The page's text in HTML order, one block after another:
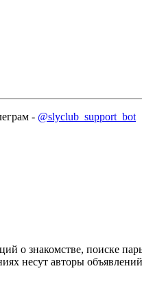
- @slyclub_support_bot
о знакомстве, поиске
несут авторы